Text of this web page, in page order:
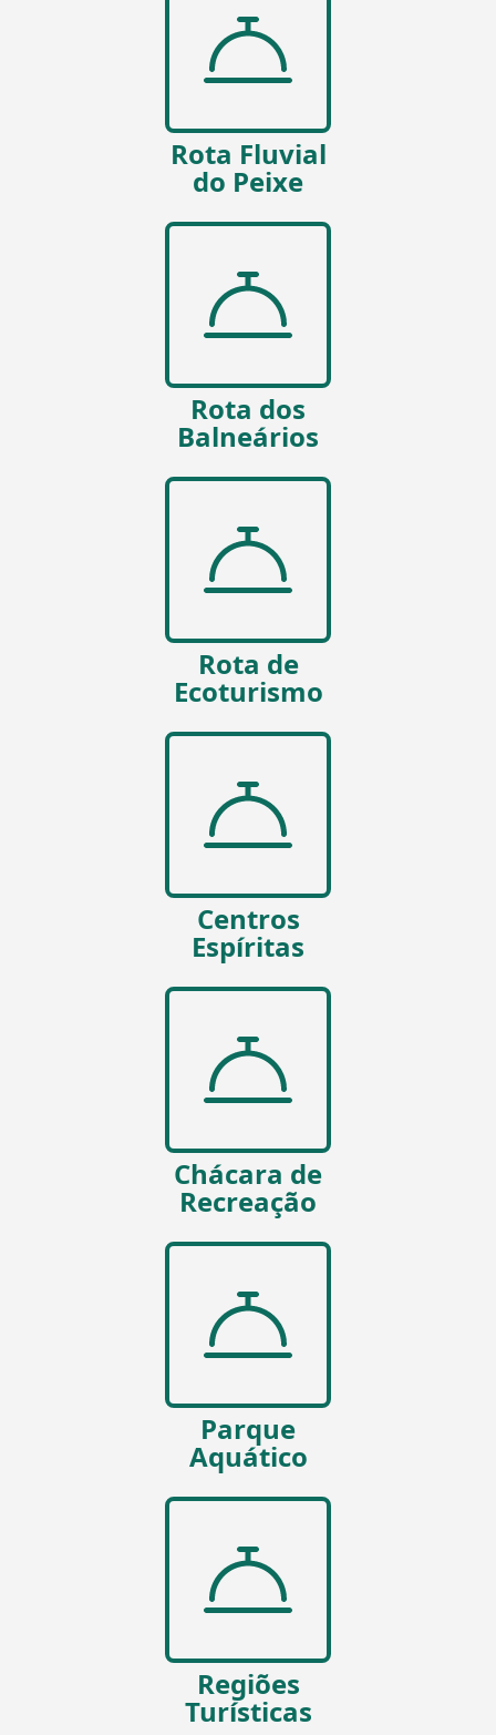
Rota Fluvial
do Peixe
Rota dos
Balneários
Rota de
Ecoturismo
Centros
Espíritas
Chácara de
Recreação
Parque
Aquático
Regiões
Turísticas